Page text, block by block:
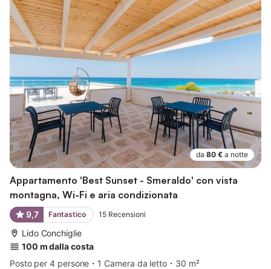
da 80 € a notte
Appartamento 'Best Sunset - Smeraldo' con vista
montagna, Wi-Fi e aria condizionata
9,7 Fantastico 15 Recensioni
Lido Conchiglie
100 m dalla costa
Posto per 4 persone
1 Camera da letto
30 m²